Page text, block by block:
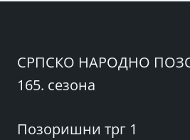
СРПСКО НАРОДНО
165. сезона
Позоришни трг 1